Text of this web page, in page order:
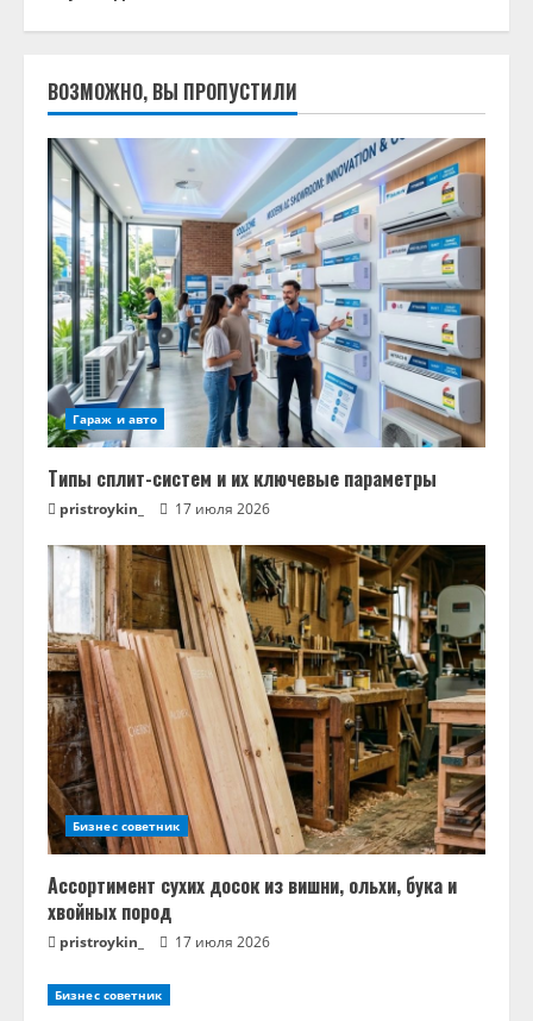
ВОЗМОЖНО, ВЫ ПРОПУСТИЛИ
Гараж и авто
Типы сплит-систем и их ключевые параметры
pristroykin_ 17 июля 2026
Бизнес советник
Ассортимент сухих досок из вишни, ольхи, бука и
хвойных пород
pristroykin_ 17 июля 2026
Бизнес советник